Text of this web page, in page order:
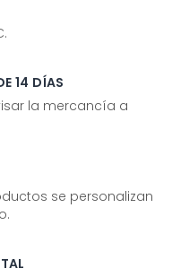
14 DÍAS
la mercancía a
se personalizan